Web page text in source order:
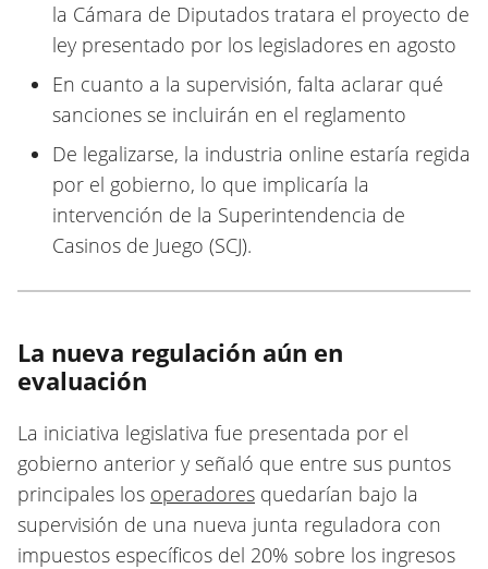
la Cámara de Diputados tratara el proyecto de
ley presentado por los legisladores en agosto
En cuanto a la supervisión, falta aclarar qué
sanciones se incluirán en el reglamento
De legalizarse, la industria online estaría regida
por el gobierno, lo que implicaría la
intervención de la Superintendencia de
Casinos de Juego (SCJ).
La nueva regulación aún en
evaluación
La iniciativa legislativa fue presentada por el
gobierno anterior y señaló que entre sus puntos
principales los operadores quedarían bajo la
supervisión de una nueva junta reguladora con
impuestos específicos del 20% sobre los ingresos